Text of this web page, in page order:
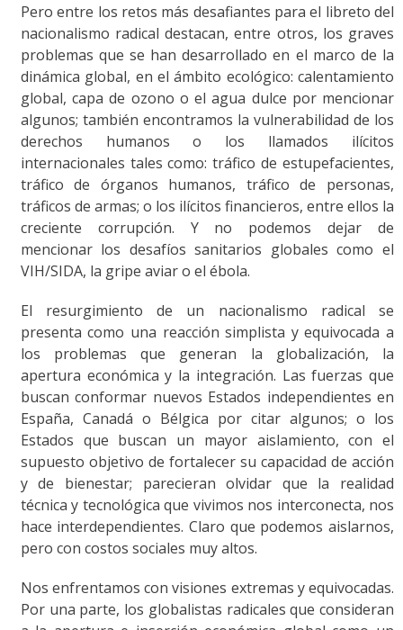
Pero entre los retos más desafiantes para el libreto del
nacionalismo radical destacan, entre otros, los graves
problemas que se han desarrollado en el marco de la
dinámica global, en el ámbito ecológico: calentamiento
global, capa de ozono o el agua dulce por mencionar
algunos; también encontramos la vulnerabilidad de los
derechos humanos o los llamados ilícitos
internacionales tales como: tráfico de estupefacientes,
tráfico de órganos humanos, tráfico de personas,
tráficos de armas; o los ilícitos financieros, entre ellos la
creciente corrupción. Y no podemos dejar de
mencionar los desafíos sanitarios globales como el
VIH/SIDA, la gripe aviar o el ébola.
El resurgimiento de un nacionalismo radical se
presenta como una reacción simplista y equivocada a
los problemas que generan la globalización, la
apertura económica y la integración. Las fuerzas que
buscan conformar nuevos Estados independientes en
España, Canadá o Bélgica por citar algunos; o los
Estados que buscan un mayor aislamiento, con el
supuesto objetivo de fortalecer su capacidad de acción
y de bienestar; parecieran olvidar que la realidad
técnica y tecnológica que vivimos nos interconecta, nos
hace interdependientes. Claro que podemos aislarnos,
pero con costos sociales muy altos.
Nos enfrentamos con visiones extremas y equivocadas.
Por una parte, los globalistas radicales que consideran